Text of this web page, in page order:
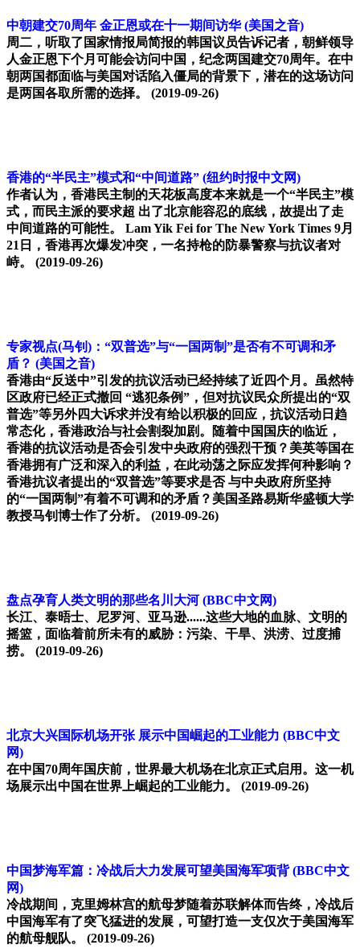
中朝建交70周年 金正恩或在十一期间访华 (美国之音)
周二，听取了国家情报局简报的韩国议员告诉记者，朝鲜领导
人金正恩下个月可能会访问中国，纪念两国建交70周年。在中
朝两国都面临与美国对话陷入僵局的背景下，潜在的这场访问
是两国各取所需的选择。
(2019-09-26)
香港的“半民主”模式和“中间道路” (纽约时报中文网)
作者认为，香港民主制的天花板高度本来就是一个“半民主”模
式，而民主派的要求超 出了北京能容忍的底线，故提出了走
中间道路的可能性。 Lam Yik Fei for The New York Times 9月
21日，香港再次爆发冲突，一名持枪的防暴警察与抗议者对
峙。 (2019-09-26)
专家视点(马钊)：“双普选”与“一国两制”是否有不可调和矛
盾？ (美国之音)
香港由“反送中”引发的抗议活动已经持续了近四个月。虽然特
区政府已经正式撤回 “逃犯条例”，但对抗议民众所提出的“双
普选”等另外四大诉求并没有给以积极的回应，抗议活动日趋
常态化，香港政治与社会割裂加剧。随着中国国庆的临近，
香港的抗议活动是否会引发中央政府的强烈干预？美英等国在
香港拥有广泛和深入的利益，在此动荡之际应发挥何种影响？
香港抗议者提出的“双普选”等要求是否 与中央政府所坚持
的“一国两制”有着不可调和的矛盾？美国圣路易斯华盛顿大学
教授马钊博士作了分析。
(2019-09-26)
盘点孕育人类文明的那些名川大河 (BBC中文网)
长江、泰晤士、尼罗河、亚马逊......这些大地的血脉、文明的
摇篮，面临着前所未有的威胁：污染、干旱、洪涝、过度捕
捞。
(2019-09-26)
北京大兴国际机场开张 展示中国崛起的工业能力 (BBC中文
网)
在中国70周年国庆前，世界最大机场在北京正式启用。这一机
场展示出中国在世界上崛起的工业能力。
(2019-09-26)
中国梦海军篇：冷战后大力发展可望美国海军项背 (BBC中文
网)
冷战期间，克里姆林宫的航母梦随着苏联解体而告终，冷战后
中国海军有了突飞猛进的发展，可望打造一支仅次于美国海军
的航母舰队。
(2019-09-26)